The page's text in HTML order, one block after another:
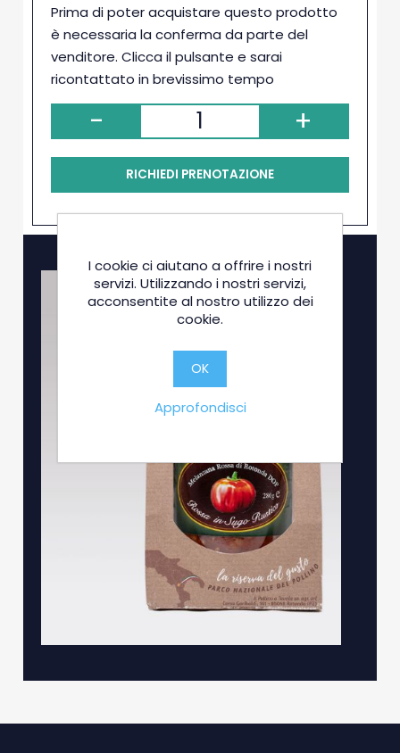
Prima di poter acquistare questo prodotto
è necessaria la conferma da parte del
venditore. Clicca il pulsante e sarai
ricontattato in brevissimo tempo
- +
RICHIEDI PRENOTAZIONE
I cookie ci aiutano a offrire i nostri
servizi. Utilizzando i nostri servizi,
acconsentite al nostro utilizzo dei
cookie.
OK
Approfondisci